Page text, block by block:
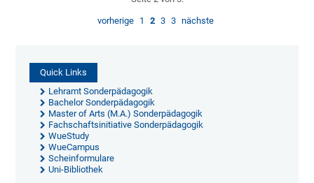
vorherige 1 2 3 3 nächste
Quick Links
Lehramt Sonderpädagogik
Bachelor Sonderpädagogik
Master of Arts (M.A.) Sonderpädagogik
Fachschaftsinitiative Sonderpädagogik
WueStudy
WueCampus
Scheinformulare
Uni-Bibliothek